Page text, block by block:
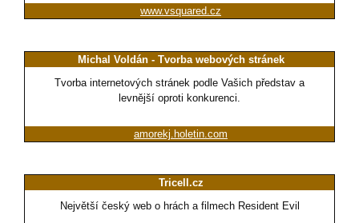
www.vsquared.cz
Michal Voldán - Tvorba webových stránek
Tvorba internetových stránek podle Vašich představ a
levnější oproti konkurenci.
amorekj.holetin.com
Tricell.cz
Největší český web o hrách a filmech Resident Evil